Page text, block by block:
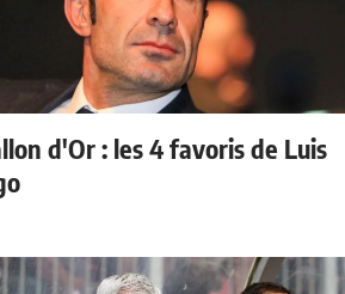
d'Or : les 4 favoris de Luis